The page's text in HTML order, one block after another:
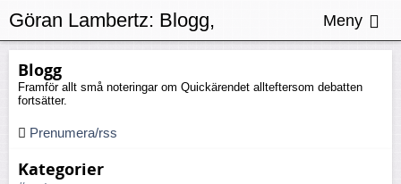
Blogg
Framför allt små noteringar om Quickärendet allteftersom debatten
fortsätter.
Prenumera/rss
Kategorier
Göran Lambertz: Blogg,
Föreningsfrihet
Meny